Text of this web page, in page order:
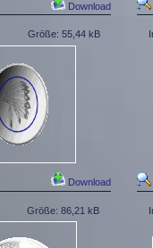
Download
Größe: 55,44 kB
Download
Größe: 86,21 kB